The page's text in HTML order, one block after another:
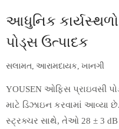
આધુનિક
પોડ્સ ઉત્પાદક
સલામત, આરામદાયક, ખાનગી
YOUSEN ઓફિસ પ્રાઇવસી
માટે ડિઝાઇન કરવામાં આવ્યા
સ્ટ્રક્ચર સાથે, તેઓ 28 ± 3